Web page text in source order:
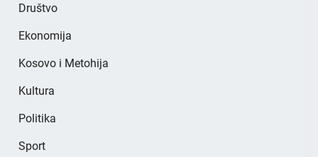
Društvo
Ekonomija
Kosovo i Metohija
Kultura
Politika
Sport